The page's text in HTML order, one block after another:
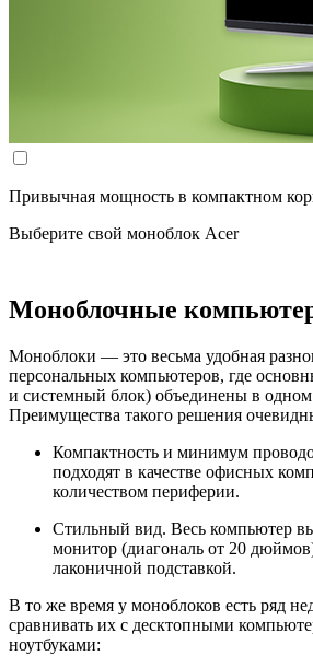
Привычная мощность в компактном
Выберите свой моноблок Acer
Моноблочные
Моноблоки — это весьма удобная
персональных компьютеров, где
и системный блок) объединены в одном
Преимущества такого решения
Компактность и минимум
подходят в качестве офисных
количеством периферии.
Стильный вид. Весь компьютер
монитор (диагональ от 20
лаконичной подставкой.
В то же время у моноблоков есть ряд
сравнивать их с десктопными
ноутбуками: